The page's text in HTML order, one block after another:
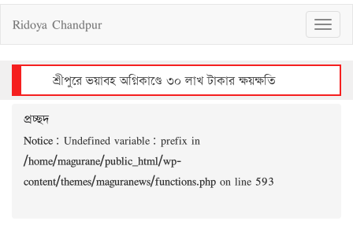
T
o
g
g
l
a
t
Ridoya Chandpur
শ্রীপুরে ভয়াবহ অগ্নিকাণ্ডে ৩০ লাখ টাকার ক্ষয়ক্ষতি
প্রচ্ছদ
Notice : Undefined variable: prefix in
/home/magurane/public_html/wp-
content/themes/maguranews/functions.php on line 593